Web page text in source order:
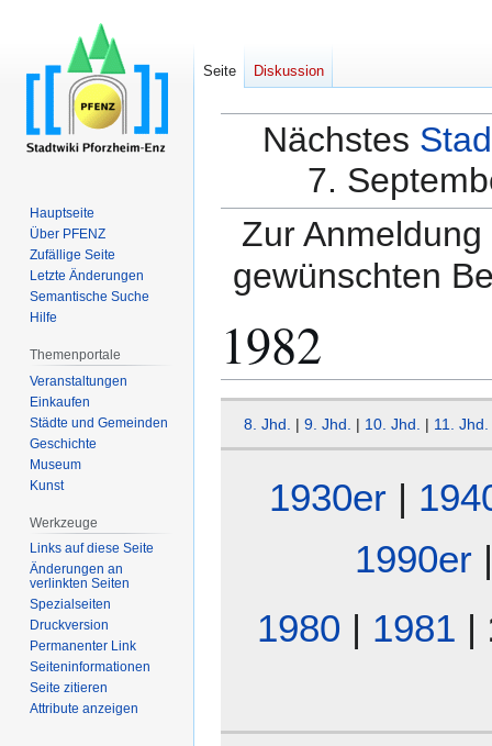
Nächstes
7.
Zur
gewünschten
1982
Navigation
Suche
8. Jhd. | 9. Jhd. | 10. Jhd. | 11. Jhd.
1930er |
1990er
1980 | 1981 |
Seite Diskussion
Hauptseite
Über PFENZ
Zufällige Seite
Letzte Änderungen
Semantische Suche
Hilfe
Themenportale
Veranstaltungen
Einkaufen
Städte und Gemeinden
Geschichte
Museum
Kunst
Werkzeuge
Links auf diese Seite
Änderungen an
verlinkten Seiten
Spezialseiten
Druckversion
Permanenter Link
Seiten­­informationen
Seite zitieren
Attribute anzeigen